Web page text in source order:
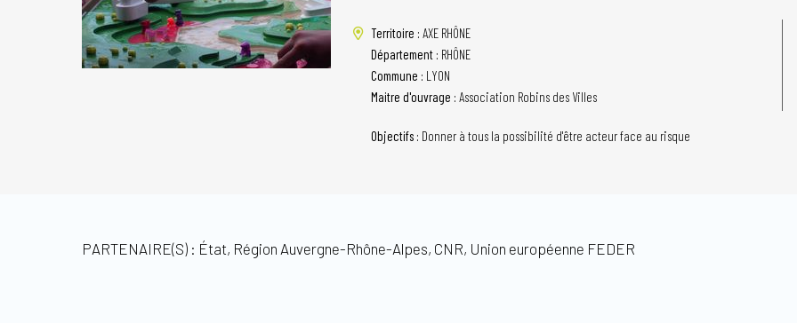
Territoire : AXE RHÔNE
Département : RHÔNE
Commune : LYON
Maitre d'ouvrage : Association Robins des Villes
Objectifs : Donner à tous la possibilité d'être acteur face au risque
PARTENAIRE(S) : État, Région Auvergne-Rhône-Alpes, CNR, Union européenne FEDER